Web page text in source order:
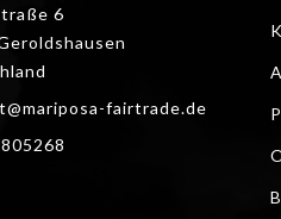
6
fairtrade.de